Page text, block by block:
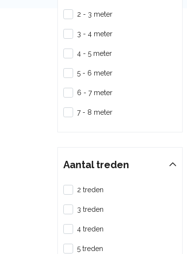
2 - 3 meter
3 - 4 meter
4 - 5 meter
5 - 6 meter
6 - 7 meter
7 - 8 meter
Aantal treden
2 treden
3 treden
4 treden
5 treden